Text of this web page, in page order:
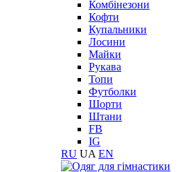
Комбінезони
Кофти
Купальники
Лосини
Майки
Рукава
Топи
Футболки
Шорти
Штани
FB
IG
RU UA EN